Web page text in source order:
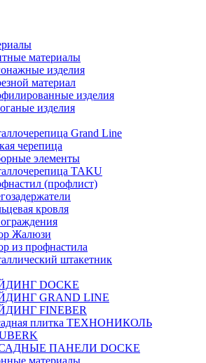
материалы
изделия
материал
изделия
изделия
Grand Line
черепица
элементы
TAKU
(профлист)
кровля
Жалюзи
из профнастила
штакетник
DOCKE
GRAND LINE
FINEBER
плитка ТЕХНОНИКОЛЬ
ПАНЕЛИ DOCKE
материалы